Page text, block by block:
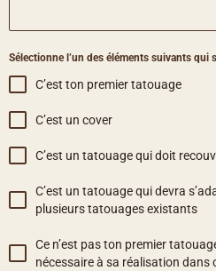
Sélectionne l’un des éléments suivants qui
C’est ton premier tatouage
C’est un cover
C’est un tatouage qui doit
C’est un tatouage qui devra
plusieurs tatouages existants
Ce n’est pas ton premier
nécessaire à sa réalisation dans